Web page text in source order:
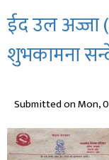
व्यवस्था
बनेको
कर्णाली
सरकारको
अर्थसम्बन्धी
राष्ट्रिय
धान
दिवस
शुभकामना
।
ईद उल अज्जा
शुभकामना
Submitted on Mon,